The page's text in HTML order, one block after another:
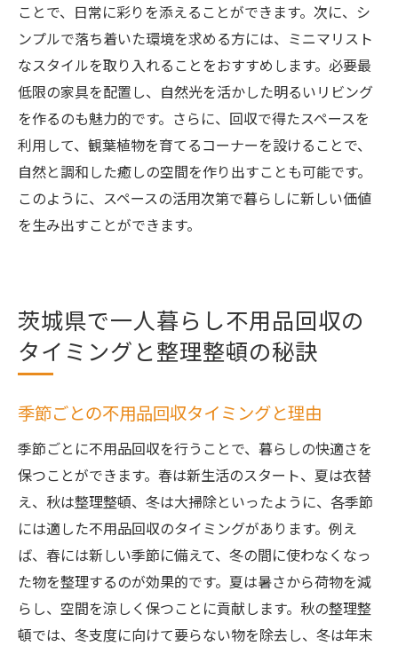
ことで、日常に彩りを添えることができます。次に、シ
ンプルで落ち着いた環境を求める方には、ミニマリスト
なスタイルを取り入れることをおすすめします。必要最
低限の家具を配置し、自然光を活かした明るいリビング
を作るのも魅力的です。さらに、回収で得たスペースを
利用して、観葉植物を育てるコーナーを設けることで、
自然と調和した癒しの空間を作り出すことも可能です。
このように、スペースの活用次第で暮らしに新しい価値
を生み出すことができます。
茨城県で一人暮らし不用品回収の
タイミングと整理整頓の秘訣
季節ごとの不用品回収タイミングと理由
季節ごとに不用品回収を行うことで、暮らしの快適さを
保つことができます。春は新生活のスタート、夏は衣替
え、秋は整理整頓、冬は大掃除といったように、各季節
には適した不用品回収のタイミングがあります。例え
ば、春には新しい季節に備えて、冬の間に使わなくなっ
た物を整理するのが効果的です。夏は暑さから荷物を減
らし、空間を涼しく保つことに貢献します。秋の整理整
頓では、冬支度に向けて要らない物を除去し、冬は年末